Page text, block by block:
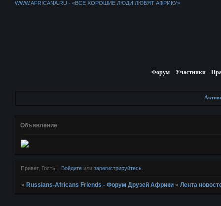
WWW.AFRICANA.RU - «ВСЕ ХОРОШИЕ ЛЮДИ ЛЮБЯТ АФРИКУ»
Форум Участники
Объявление
Привет, Гость! Войдитеили зарегистрируйтесь.
» Russians-Africans Friends - Форум Друзей Африки »Лента